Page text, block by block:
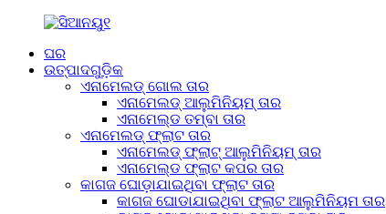
ଘର
ଉତ୍ପାଦଗୁଡ଼ିକ
ଏନାମେଲଡ୍ ଗୋଲ ତାର
ଏନାମେଲଡ୍ ଆଲୁମିନିୟମ୍ ତାର
ଏନାମେଲ୍ଡ ତମ୍ବା ତାର
ଏନାମେଲଡ୍ ଫ୍ଲାଟ ତାର
ଏନାମେଲଡ୍ ଫ୍ଲାଟ୍ ଆଲୁମିନିୟମ୍ ତାର
ଏନାମେଲ୍ଡ ଫ୍ଲାଟ କପର ତାର
କାଗଜ ଘୋଡ଼ାଯାଇଥିବା ଫ୍ଲାଟ ତାର
କାଗଜ ଘୋଡାଯାଇଥିବା ଫ୍ଲାଟ ଆଲୁମିନିୟମ ତାର